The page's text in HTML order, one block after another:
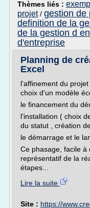
Thèmes liés :
projet/ gestion de
definition de la
de la gestion d
d'entreprise
Planning de
Excel
l'affinement du projet
choix d'un modèle
le financement du
l'installation ( choix
du statut , création
le démarrage et le
Ce phasage, facile à
représentatif de la
étapes...
Lire la suite
Site : https://